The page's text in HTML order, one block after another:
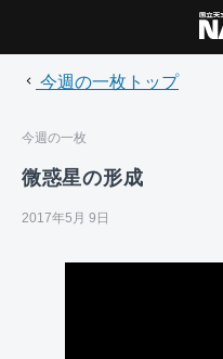
今週の一枚トップ
今週の一枚
微惑星の形成
2017年5月 9日